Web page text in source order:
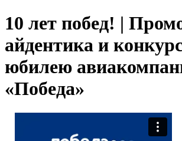
10 лет побед! |
айдентика и
юбилею
«Победа»